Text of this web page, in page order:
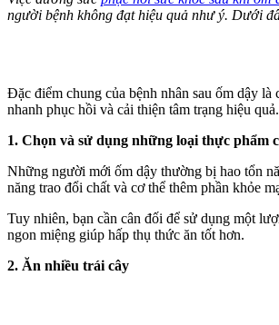
người bệnh không đạt hiệu quả như ý. Dưới
Đặc điểm chung của bệnh nhân sau ốm dậy
nhanh phục hồi và cải thiện tâm trạng hiệu quả.
1. Chọn và sử dụng những loại thực phẩm
Những người mới ốm dậy thường bị hao tổn
năng trao đổi chất và cơ thể thêm phần khỏe
Tuy nhiên, bạn cần cân đối để sử dụng một
ngon miệng giúp hấp thụ thức ăn tốt hơn.
2. Ăn nhiều trái cây